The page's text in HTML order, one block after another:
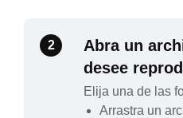
2
Abra un
desee
Elija una de las
Arrastra un